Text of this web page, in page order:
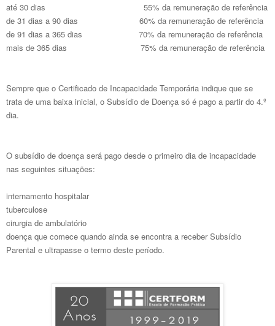
até 30 dias 55% da remuneração de referência
de 31 dias a 90 dias 60% da remuneração de referência
de 91 dias a 365 dias 70% da remuneração de referência
mais de 365 dias 75% da remuneração de referência
Sempre que o Certificado de Incapacidade Temporária indique que se
trata de uma baixa inicial, o Subsídio de Doença só é pago a partir do 4.º
dia.
O subsídio de doença será pago desde o primeiro dia de incapacidade
nas seguintes situações:
internamento hospitalar
tuberculose
cirurgia de ambulatório
doença que comece quando ainda se encontra a receber Subsídio
Parental e ultrapasse o termo deste período.